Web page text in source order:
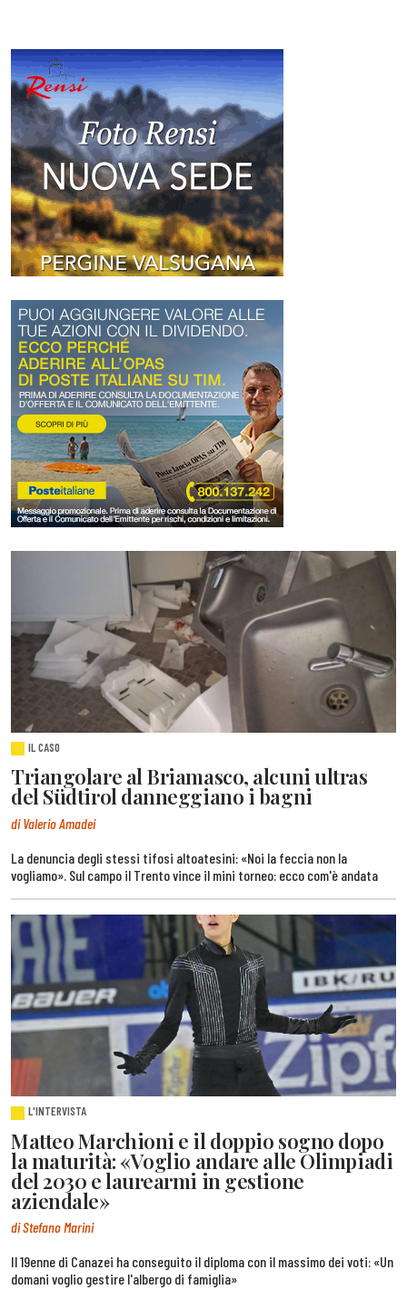
IL CASO
Triangolare al Briamasco, alcuni ultras
del Südtirol danneggiano i bagni
di Valerio Amadei
La denuncia degli stessi tifosi altoatesini: «Noi la feccia non la
vogliamo». Sul campo il Trento vince il mini torneo: ecco com'è andata
L'INTERVISTA
Matteo Marchioni e il doppio sogno dopo
la maturità: «Voglio andare alle Olimpiadi
del 2030 e laurearmi in gestione
aziendale»
di Stefano Marini
Il 19enne di Canazei ha conseguito il diploma con il massimo dei voti: «Un
domani voglio gestire l'albergo di famiglia»